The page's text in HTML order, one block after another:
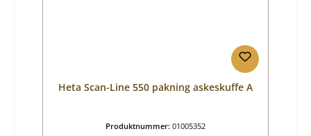
Heta Scan-Line 550 pakning askeskuffe A
Produktnummer: 01005352